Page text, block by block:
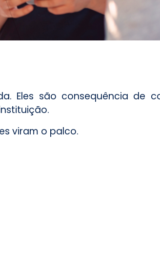
Eles são consequência de
viram o palco.